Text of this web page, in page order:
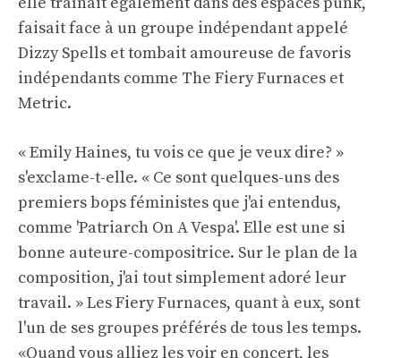
faisait face à un groupe indépendant appelé
Dizzy Spells et tombait amoureuse de favoris
indépendants comme The Fiery Furnaces et
Metric.
« Emily Haines, tu vois ce que je veux dire? »
s'exclame-t-elle. « Ce sont quelques-uns des
premiers bops féministes que j'ai entendus,
comme 'Patriarch On A Vespa'. Elle est une si
bonne auteure-compositrice. Sur le plan de la
composition, j'ai tout simplement adoré leur
travail. » Les Fiery Furnaces, quant à eux, sont
l'un de ses groupes préférés de tous les temps.
«Quand vous alliez les voir en concert, les